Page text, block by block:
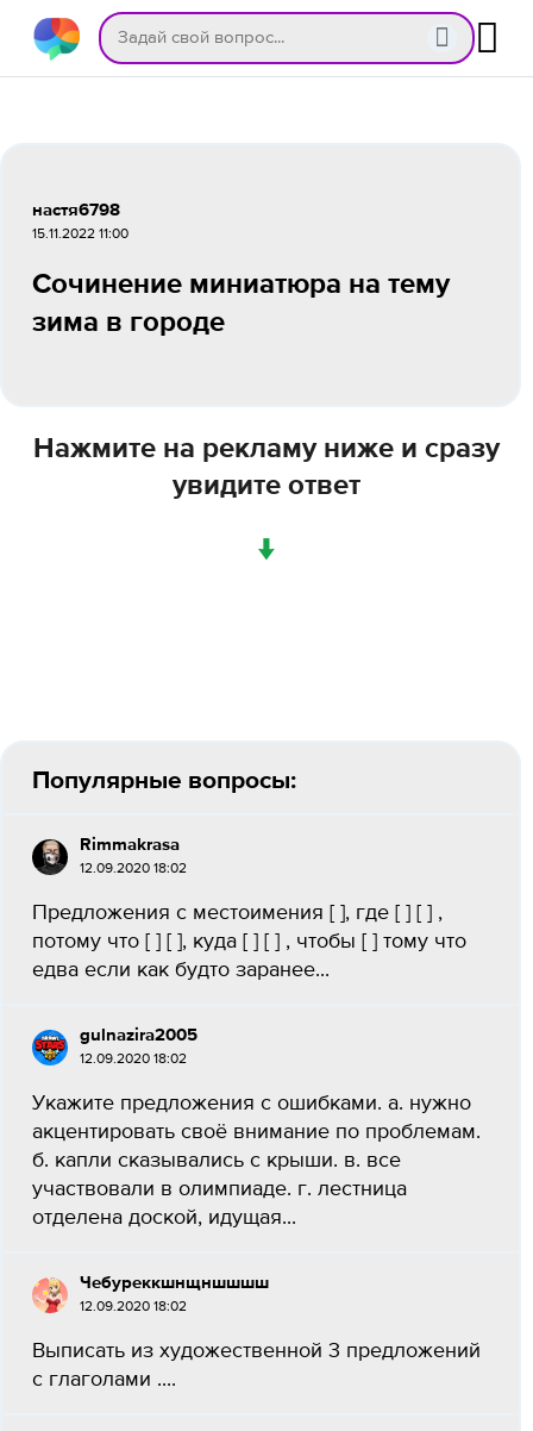
настя6798
15.11.2022 11:00
Сочинение миниатюра на тему
зима в городе
Нажмите на рекламу ниже и сразу
увидите ответ
↓
Популярные вопросы:
Rimmakrasa
12.09.2020 18:02
Предложения с местоимения [ ], где [ ] [ ] ,
потому что [ ] [ ], куда [ ] [ ] , чтобы [ ] тому что
едва если как будто заранее...
gulnazira2005
12.09.2020 18:02
Укажите предложения с ошибками. а. нужно
акцентировать своё внимание по проблемам.
б. капли сказывались с крыши. в. все
участвовали в олимпиаде. г. лестница
отделена доской, идущая...
Чебуреккшнщншшшш
12.09.2020 18:02
Выписать из художественной 3 предложений
с глаголами ....